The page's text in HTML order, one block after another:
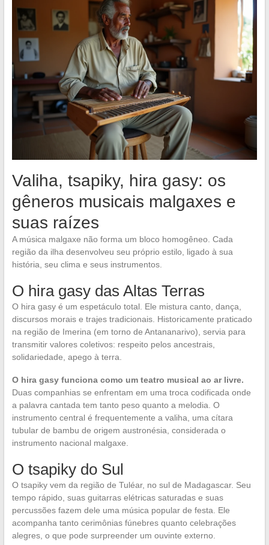
Valiha, tsapiky, hira gasy: os
gêneros musicais malgaxes e
suas raízes
A música malgaxe não forma um bloco homogêneo. Cada
região da ilha desenvolveu seu próprio estilo, ligado à sua
história, seu clima e seus instrumentos.
O hira gasy das Altas Terras
O hira gasy é um espetáculo total. Ele mistura canto, dança,
discursos morais e trajes tradicionais. Historicamente praticado
na região de Imerina (em torno de Antananarivo), servia para
transmitir valores coletivos: respeito pelos ancestrais,
solidariedade, apego à terra.
O hira gasy funciona como um teatro musical ao ar livre.
Duas companhias se enfrentam em uma troca codificada onde
a palavra cantada tem tanto peso quanto a melodia. O
instrumento central é frequentemente a valiha, uma cítara
tubular de bambu de origem austronésia, considerada o
instrumento nacional malgaxe.
O tsapiky do Sul
O tsapiky vem da região de Tuléar, no sul de Madagascar. Seu
tempo rápido, suas guitarras elétricas saturadas e suas
percussões fazem dele uma música popular de festa. Ele
acompanha tanto cerimônias fúnebres quanto celebrações
alegres, o que pode surpreender um ouvinte externo.